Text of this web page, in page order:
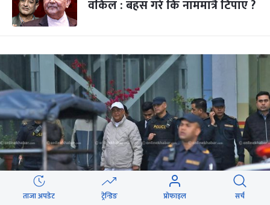
वकिल : बहस गरे कि नाममात्रै टिपाए ?
ताजा अपडेट ट्रेन्डिङ प्रोफाइल सर्च